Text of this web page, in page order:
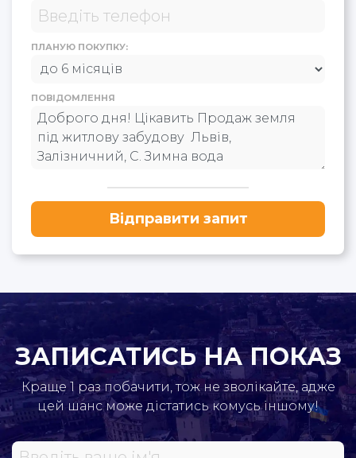
ПЛАНУЮ ПОКУПКУ:
ПОВІДОМЛЕННЯ
Відправити запит
ЗАПИСАТИСЬ НА ПОКАЗ
Краще 1 раз побачити, тож не зволікайте, адже
цей шанс може дістатись комусь іншому!